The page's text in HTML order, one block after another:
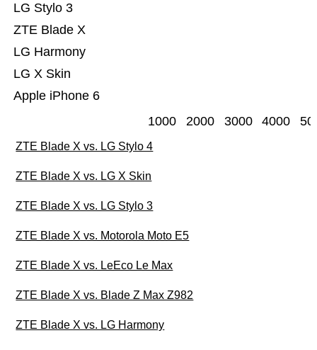
Apple iPhone 6
LG X Skin
LG Harmony
ZTE Blade X
LG Stylo 3
1000 2000 3000 4000
ZTE Blade X vs. LG Stylo 4
ZTE Blade X vs. LG X Skin
ZTE Blade X vs. LG Stylo 3
ZTE Blade X vs. Motorola Moto E5
ZTE Blade X vs. LeEco Le Max
ZTE Blade X vs. Blade Z Max Z982
ZTE Blade X vs. LG Harmony